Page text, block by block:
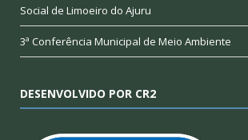
Social de Limoeiro do Ajuru
3ª Conferência Municipal de Meio Ambiente
DESENVOLVIDO POR CR2